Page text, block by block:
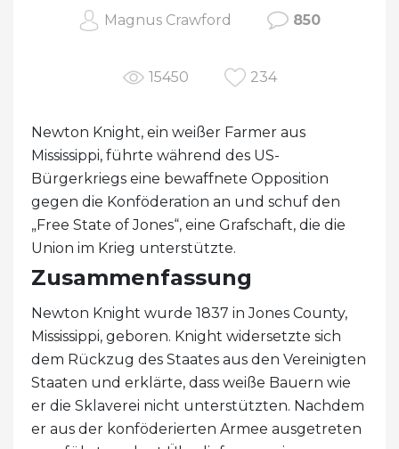
Magnus Crawford 850
15450 234
Newton Knight, ein weißer Farmer aus
Mississippi, führte während des US-
Bürgerkriegs eine bewaffnete Opposition
gegen die Konföderation an und schuf den
„Free State of Jones“, eine Grafschaft, die die
Union im Krieg unterstützte.
Zusammenfassung
Newton Knight wurde 1837 in Jones County,
Mississippi, geboren. Knight widersetzte sich
dem Rückzug des Staates aus den Vereinigten
Staaten und erklärte, dass weiße Bauern wie
er die Sklaverei nicht unterstützten. Nachdem
er aus der konföderierten Armee ausgetreten